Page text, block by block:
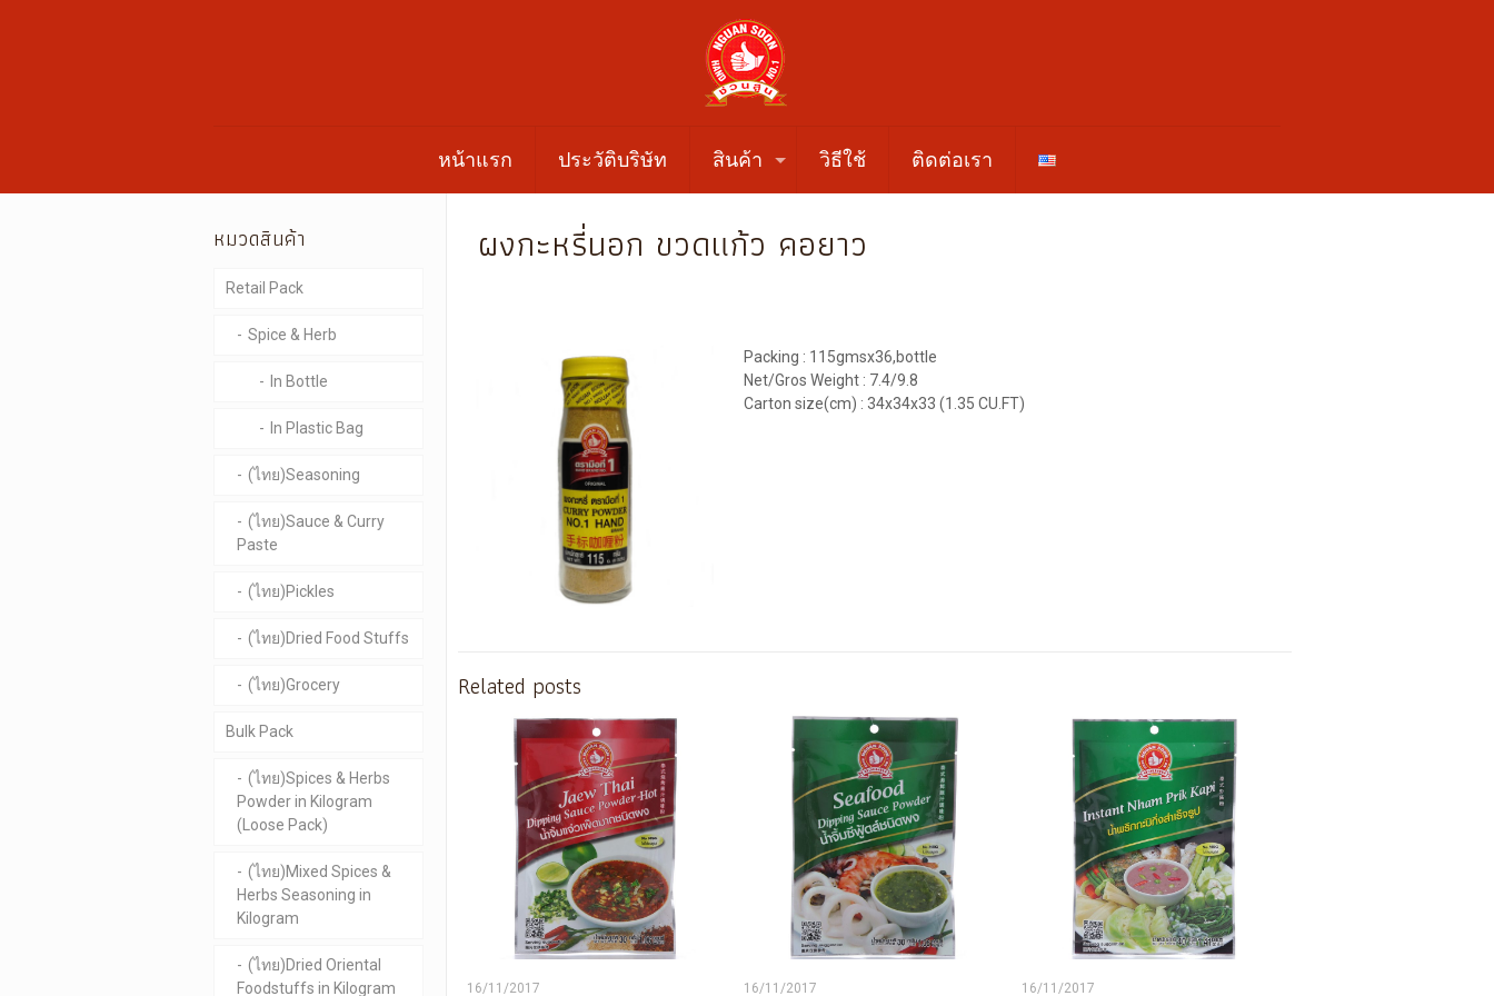
หน้าแรก ประวัติบริษัท สินค้า วิธีใช้ ติดต่อเรา
ผงกะหรี่นอก ขวดแก้ว คอยาว
Packing : 115gmsx36,bottle
Net/Gros Weight : 7.4/9.8
Carton size(cm) : 34x34x33 (1.35 CU.FT)
Related posts
16/11/2017 16/11/2017 16/11/2017
หมวดสินค้า
Retail Pack
Spice & Herb
In Bottle
In Plastic Bag
(ไทย)Seasoning
(ไทย)Sauce & Curry
Paste
(ไทย)Pickles
(ไทย)Dried Food Stuffs
(ไทย)Grocery
Bulk Pack
(ไทย)Spices & Herbs
Powder in Kilogram
(Loose Pack)
(ไทย)Mixed Spices &
Herbs Seasoning in
Kilogram
(ไทย)Dried Oriental
Foodstuffs in Kilogram